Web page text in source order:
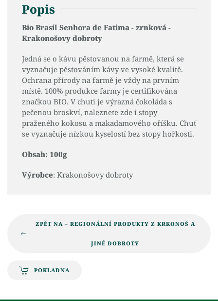
Popis
Bio Brasil Senhora de Fatima - zrnková -
Krakonošovy dobroty
Jedná se o kávu pěstovanou na farmě, která se
vyznačuje pěstováním kávy ve vysoké kvalitě.
Ochrana přírody na farmě je vždy na prvním
místě. 100% produkce farmy je certifikována
značkou BIO. V chuti je výrazná čokoláda s
pečenou broskví, naleznete zde i stopy
praženého kokosu a makadamového oříšku. Chuť
se vyznačuje nízkou kyselostí bez stopy hořkosti.
Obsah: 100g
Výrobce: Krakonošovy dobroty
ZPĚT NA – REGIONÁLNÍ PRODUKTY Z KRKONOŠ A
JINÉ DOBROTY
POKLADNA